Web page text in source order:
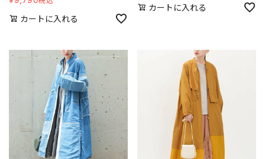
カートに入れる
カートに入れる